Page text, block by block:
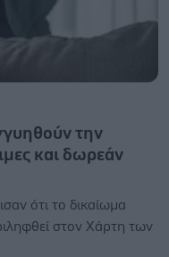
την
και δωρεάν
ότι το δικαίωμα
στον Χάρτη των